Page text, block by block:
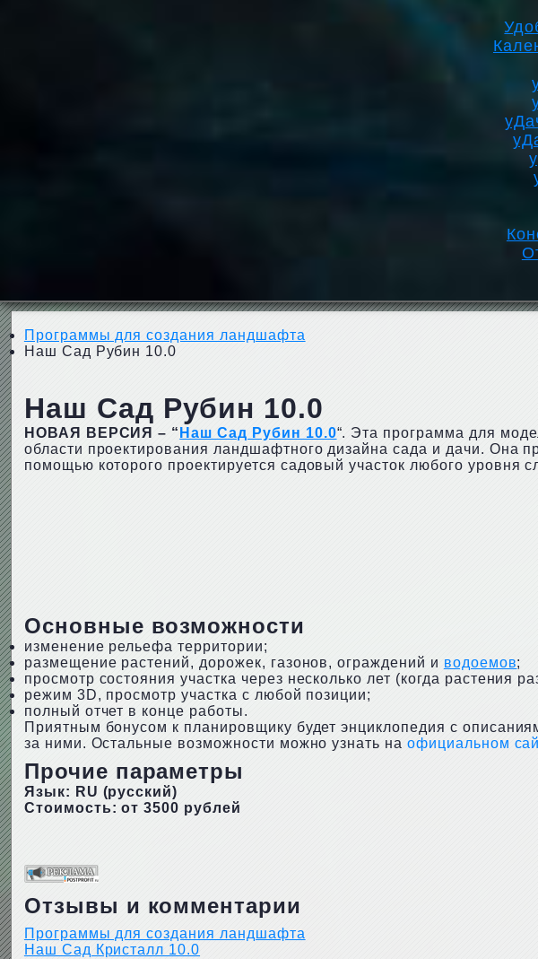
Программы для создания ландшафта
Наш Сад Рубин 10.0
Наш Сад Рубин 10.0
НОВАЯ ВЕРСИЯ – “ Наш Сад Рубин 10.0“. Эта программа для
области проектирования ландшафтного дизайна сада и дачи. Она
помощью которого проектируется садовый участок любого уровня
Основные возможности
изменение рельефа территории;
размещение растений, дорожек, газонов, ограждений и водоемов;
просмотр состояния участка через несколько лет (когда растения
режим 3D, просмотр участка с любой позиции;
полный отчет в конце работы.
Приятным бонусом к планировщику будет энциклопедия с
за ними. Остальные возможности можно узнать на официальном
Прочие параметры
Язык: RU (русский)
Стоимость: от 3500 рублей
Отзывы и комментарии
Программы для создания ландшафта
Наш Сад Кристалл 10.0